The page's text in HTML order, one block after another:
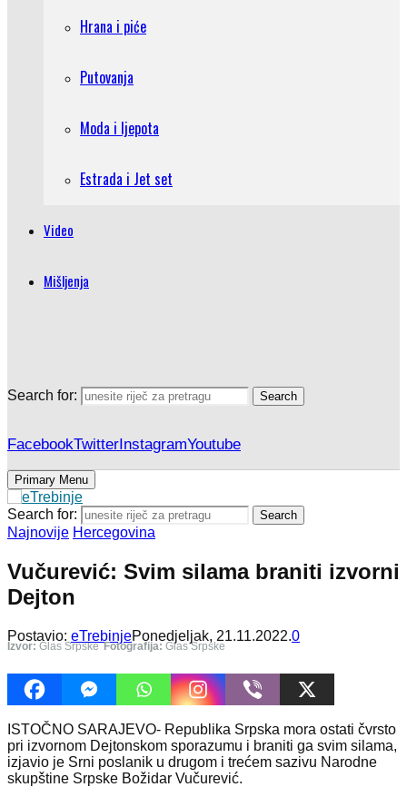
Hrana i piće
Putovanja
Moda i ljepota
Estrada i Jet set
Video
Mišljenja
Search for: Search
FacebookTwitterInstagramYoutube
Primary Menu
Search for: Search
Najnovije Hercegovina
Vučurević: Svim silama braniti izvorni
Dejton
Postavio: eTrebinjePonedjeljak, 21.11.2022.0
Izvor: Glas Srpske Fotografija: Glas Srpske
ISTOČNO SARAJEVO- Republika Srpska mora ostati čvrsto
pri izvornom Dejtonskom sporazumu i braniti ga svim silama,
izjavio je Srni poslanik u drugom i trećem sazivu Narodne
skupštine Srpske Božidar Vučurević.